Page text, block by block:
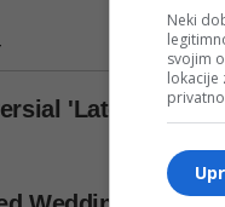
Neki
svojim
lokacije